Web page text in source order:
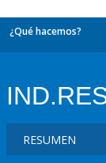
¿Qué hacemos?